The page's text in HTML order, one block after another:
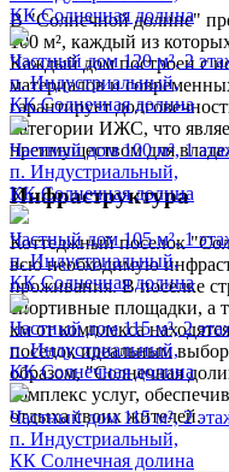
В "Солнечной долине"
100 м², каждый из
Каждый дом построен с
материалов и
гарантирует
категории ИЖС, что
преимуществом для
Инфраструктура
Коттеджный поселок
всю необходимую
проживания. В поселке
спортивные площадки, а
км от комплекса
поселок идеальным
образом, "Солнечная
комплекс услуг,
отдыха своих жителей.
КК Солнечная долина
Частный дом 120 м², 2
п. Индустриальный,
КК Солнечная долина
Частный дом 100 м², 1
п. Индустриальный,
КК Солнечная долина
Частный дом 105 м², 1
п. Индустриальный,
КК Солнечная долина
Частный дом 115 м², 2
п. Индустриальный,
КК Солнечная долина
Частный дом 115 м², 2
п. Индустриальный,
КК Солнечная долина